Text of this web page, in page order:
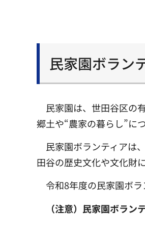
民家園ボラン
民家園は、世田谷区の
郷土や“農家の暮らし”に
民家園ボランティアは
田谷の歴史文化や文化財
令和8年度の民家園ボ
（注意）民家園ボラ